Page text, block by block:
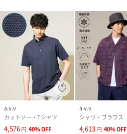
a.v.v
カットソー・Tシャツ
4,576円 40%OFF
a.v.v
シャツ・ブラウス
4,613円 40%OFF